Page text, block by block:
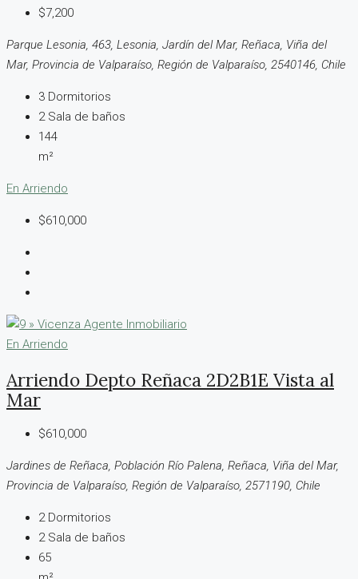
$7,200
Parque Lesonia, 463, Lesonia, Jardín del Mar, Reñaca, Viña del
Mar, Provincia de Valparaíso, Región de Valparaíso, 2540146, Chile
3 Dormitorios
2 Sala de baños
144
m²
En Arriendo
$610,000
En Arriendo
Arriendo Depto Reñaca 2D2B1E Vista al
Mar
$610,000
Jardines de Reñaca, Población Río Palena, Reñaca, Viña del Mar,
Provincia de Valparaíso, Región de Valparaíso, 2571190, Chile
2 Dormitorios
2 Sala de baños
65